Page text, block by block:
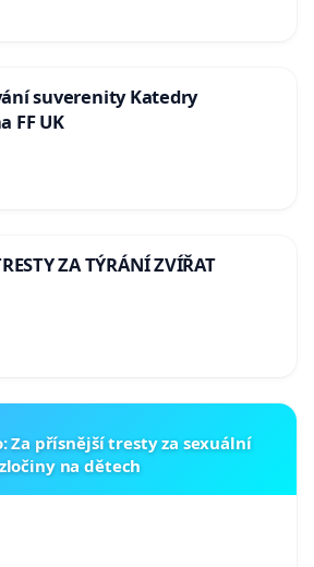
suverenity Katedry
FF UK
ZA TÝRÁNÍ ZVÍŘAT
Za přísnější tresty za sexuální
zločiny na dětech